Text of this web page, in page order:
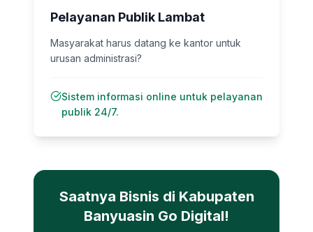
Pelayanan Publik Lambat
Masyarakat harus datang ke kantor untuk
urusan administrasi?
Sistem informasi online untuk pelayanan
publik 24/7.
Saatnya Bisnis di Kabupaten
Banyuasin Go Digital!